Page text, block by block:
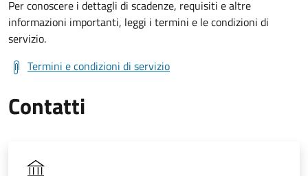
Per conoscere i dettagli di scadenze, requisiti e altre
informazioni importanti, leggi i termini e le condizioni di
servizio.
Termini e condizioni di servizio
Contatti